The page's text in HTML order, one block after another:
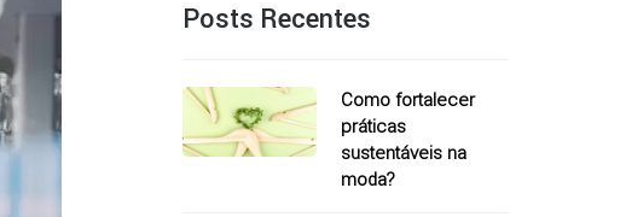
Posts Recentes
Como fortalecer
práticas
sustentáveis na
moda?